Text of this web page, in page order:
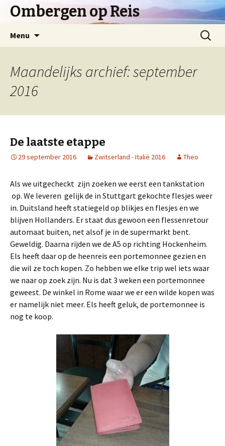
Ombergen op Reis
Menu
Zoeken
naar:
Maandelijks archief: september
2016
De laatste etappe
29 september 2016 Zwitserland - Italië 2016 Theo
Als we uitgecheckt zijn zoeken we eerst een tankstation
op. We leveren gelijk de in Stuttgart gekochte flesjes weer
in. Duitsland heeft statiegeld op blikjes en flesjes en we
blijven Hollanders. Er staat dus gewoon een flessenretour
automaat buiten, net alsof je in de supermarkt bent.
Geweldig. Daarna rijden we de A5 op richting Hockenheim.
Els heeft daar op de heenreis een portemonnee gezien en
die wil ze toch kopen. Zo hebben we elke trip wel iets waar
we naar op zoek zijn. Nu is dat 3 weken een portemonnee
geweest. De winkel in Rome waar we er een wilde kopen was
er namelijk niet meer. Els heeft geluk, de portemonnee is
nog te koop.